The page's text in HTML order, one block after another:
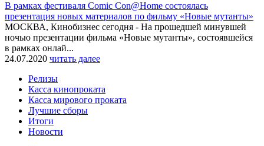
В рамках фестиваля Comic Con@Home состоялась
презентация новых материалов по фильму «Новые мутанты»
МОСКВА, Кинобизнес сегодня - На прошедшей минувшей
ночью презентации фильма «Новые мутанты», состоявшейся
в рамках онлай...
24.07.2020 читать далее
Релизы
Касса кинопроката
Касса мирового проката
Лучшие сборы
Итоги
Новости